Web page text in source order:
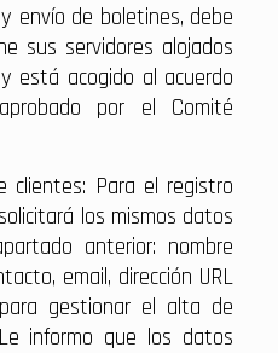
envío de boletines, debe
sus servidores alojados
está acogido al acuerdo
por el Comité
clientes: Para el registro
los mismos datos
anterior: nombre
email, dirección URL
gestionar el alta de
informo que los datos